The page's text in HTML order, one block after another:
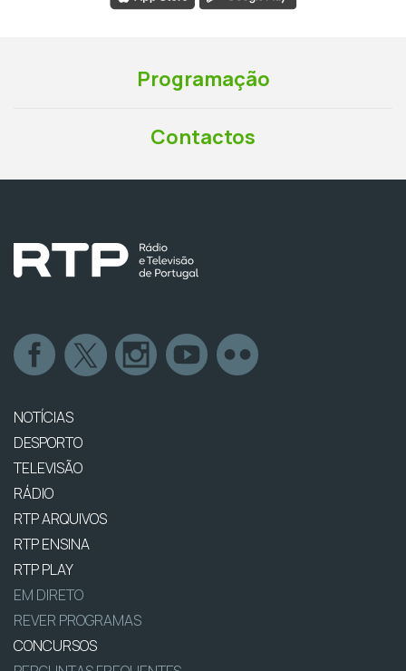
Programação
Contactos
NOTÍCIAS
DESPORTO
TELEVISÃO
RÁDIO
RTP ARQUIVOS
RTP ENSINA
RTP PLAY
EM DIRETO
REVER PROGRAMAS
CONCURSOS